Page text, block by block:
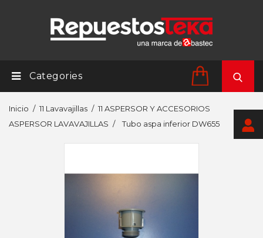
Categories
Inicio 11 Lavavajillas
11 ASPERSOR Y ACCESORIOS
ASPERSOR LAVAVAJILLAS
Tubo aspa inferior DW655